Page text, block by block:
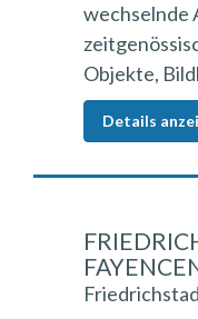
wechselnde
Objekte,
Details